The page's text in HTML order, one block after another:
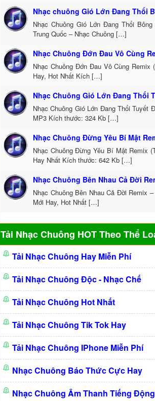
Nhạc chuông Gió Lớn Đang Thổi
Nhạc Chuông Gió Lớn Đang Thổi
Trung Quốc – Nhạc Chuông […]
Nhạc Chuông Đớn Đau Vô Cùng
Nhạc Chuông Đớn Đau Vô Cùng
Hay, Hot Nhất Kích […]
Nhạc Chuông Gió Lớn Đang Thổi
Nhạc Chuông Gió Lớn Đang Thổi Tuyết
MP3 Kích thước: 324 Kb […]
Nhạc Chuông Đừng Yêu Bí Mật
Nhạc Chuông Đừng Yêu Bí Mật Remix
Hay Nhất Kích thước: 642 Kb […]
Nhạc Chuông Bên Nhau Cả Đời
Nhạc Chuông Bên Nhau Cả Đời Remix
Mới Hay, Hot Nhất […]
Tải Nhạc Chuông HOT Theo Thể
Tải Nhạc Chuông Hay Miễn Phí
Tải Nhạc Chuông Độc - Nhạc Chế
Tải Nhạc Chuông Hot Nhất
Tải Nhạc Chuông Tik Tok Hay
Tải Nhạc Chuông IPhone Miễn Phí
Nhạc Chuông Báo Thức Cực Hay
Nhạc Chuông Âm Thanh Tiếng Động